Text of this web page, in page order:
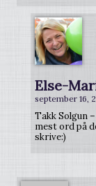
Else-
september 16,
Takk Solgun
mest ord på
skrive:)